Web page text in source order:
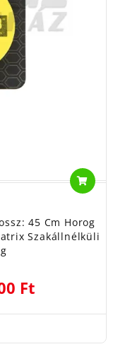
45 Cm Horog
Szakállnélküli
Ft